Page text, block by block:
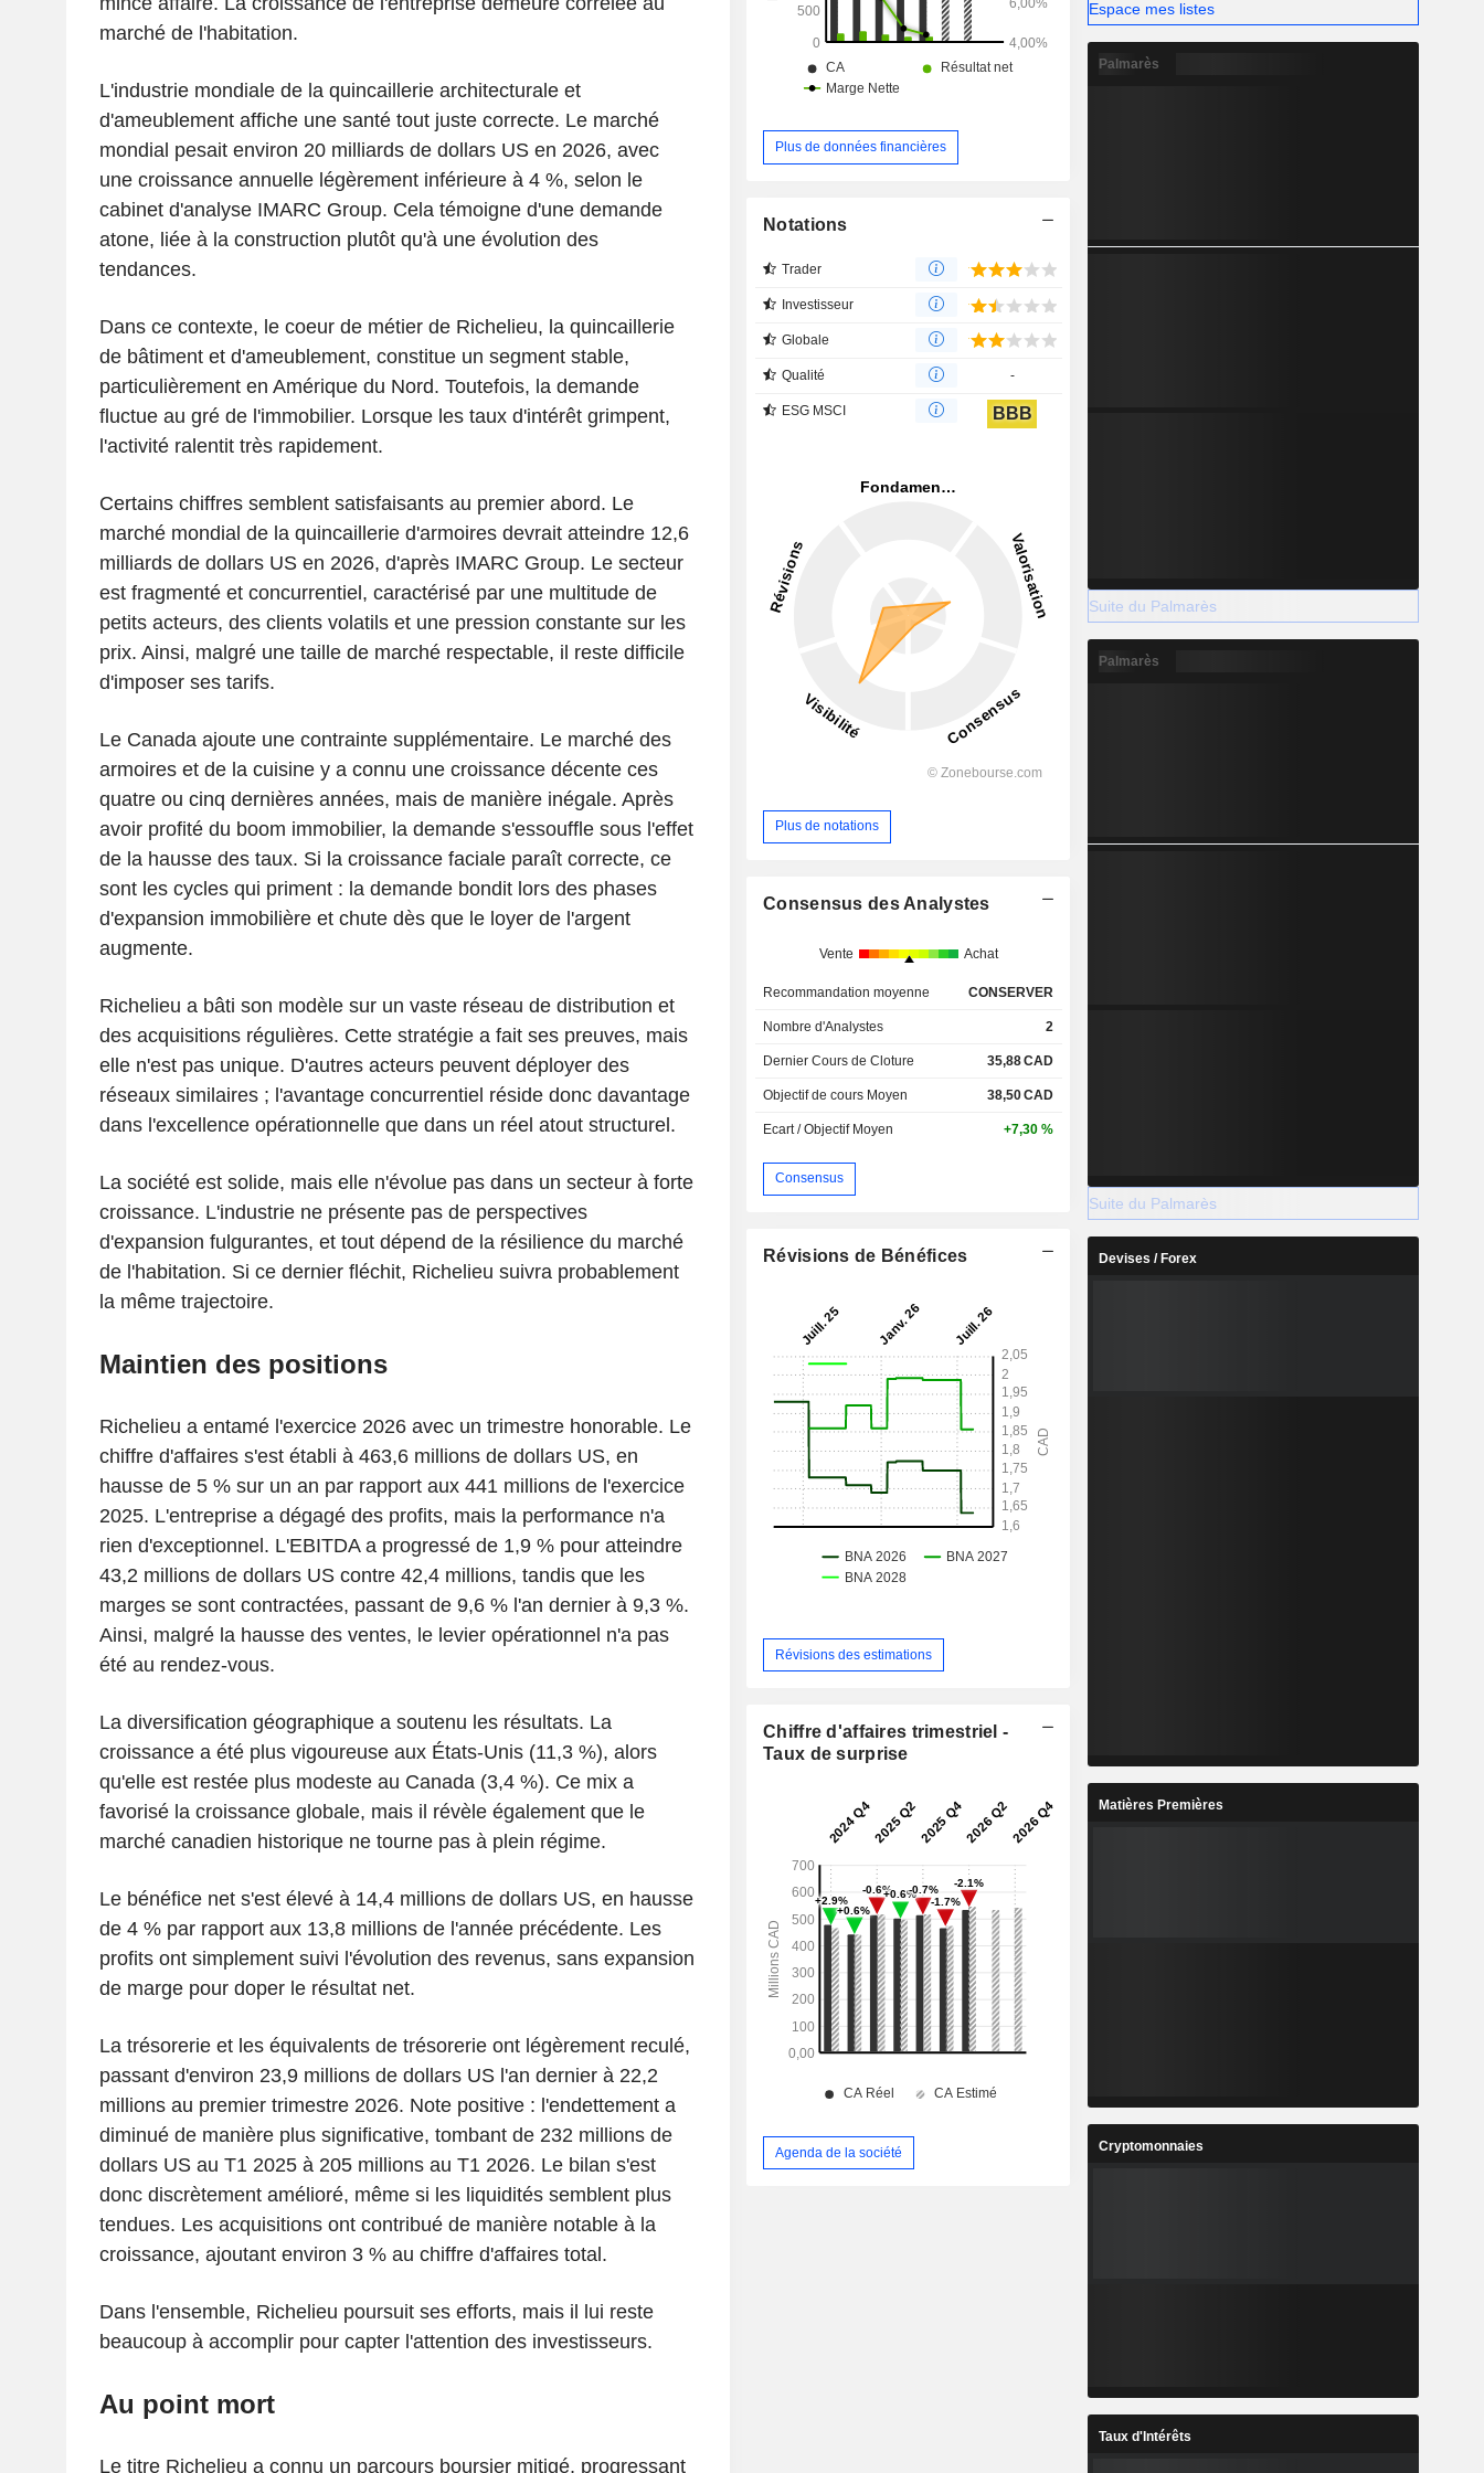
marché de l'habitation.
L'industrie mondiale de la quincaillerie architecturale et
d'ameublement affiche une santé tout juste correcte. Le marché
mondial pesait environ 20 milliards de dollars US en 2026, avec
une croissance annuelle légèrement inférieure à 4 %, selon le
cabinet d'analyse IMARC Group. Cela témoigne d'une demande
atone, liée à la construction plutôt qu'à une évolution des
tendances.
Dans ce contexte, le coeur de métier de Richelieu, la quincaillerie
de bâtiment et d'ameublement, constitue un segment stable,
particulièrement en Amérique du Nord. Toutefois, la demande
fluctue au gré de l'immobilier. Lorsque les taux d'intérêt grimpent,
l'activité ralentit très rapidement.
Certains chiffres semblent satisfaisants au premier abord. Le
marché mondial de la quincaillerie d'armoires devrait atteindre 12,6
milliards de dollars US en 2026, d'après IMARC Group. Le secteur
est fragmenté et concurrentiel, caractérisé par une multitude de
petits acteurs, des clients volatils et une pression constante sur les
prix. Ainsi, malgré une taille de marché respectable, il reste difficile
d'imposer ses tarifs.
Le Canada ajoute une contrainte supplémentaire. Le marché des
armoires et de la cuisine y a connu une croissance décente ces
quatre ou cinq dernières années, mais de manière inégale. Après
avoir profité du boom immobilier, la demande s'essouffle sous l'effet
de la hausse des taux. Si la croissance faciale paraît correcte, ce
sont les cycles qui priment : la demande bondit lors des phases
d'expansion immobilière et chute dès que le loyer de l'argent
augmente.
Richelieu a bâti son modèle sur un vaste réseau de distribution et
des acquisitions régulières. Cette stratégie a fait ses preuves, mais
elle n'est pas unique. D'autres acteurs peuvent déployer des
réseaux similaires ; l'avantage concurrentiel réside donc davantage
dans l'excellence opérationnelle que dans un réel atout structurel.
La société est solide, mais elle n'évolue pas dans un secteur à forte
croissance. L'industrie ne présente pas de perspectives
d'expansion fulgurantes, et tout dépend de la résilience du marché
de l'habitation. Si ce dernier fléchit, Richelieu suivra probablement
la même trajectoire.
Maintien des positions
Richelieu a entamé l'exercice 2026 avec un trimestre honorable. Le
chiffre d'affaires s'est établi à 463,6 millions de dollars US, en
hausse de 5 % sur un an par rapport aux 441 millions de l'exercice
2025. L'entreprise a dégagé des profits, mais la performance n'a
rien d'exceptionnel. L'EBITDA a progressé de 1,9 % pour atteindre
43,2 millions de dollars US contre 42,4 millions, tandis que les
marges se sont contractées, passant de 9,6 % l'an dernier à 9,3 %.
Ainsi, malgré la hausse des ventes, le levier opérationnel n'a pas
été au rendez-vous.
La diversification géographique a soutenu les résultats. La
croissance a été plus vigoureuse aux États-Unis (11,3 %), alors
qu'elle est restée plus modeste au Canada (3,4 %). Ce mix a
favorisé la croissance globale, mais il révèle également que le
marché canadien historique ne tourne pas à plein régime.
Le bénéfice net s'est élevé à 14,4 millions de dollars US, en hausse
de 4 % par rapport aux 13,8 millions de l'année précédente. Les
profits ont simplement suivi l'évolution des revenus, sans expansion
de marge pour doper le résultat net.
La trésorerie et les équivalents de trésorerie ont légèrement reculé,
passant d'environ 23,9 millions de dollars US l'an dernier à 22,2
millions au premier trimestre 2026. Note positive : l'endettement a
diminué de manière plus significative, tombant de 232 millions de
dollars US au T1 2025 à 205 millions au T1 2026. Le bilan s'est
donc discrètement amélioré, même si les liquidités semblent plus
tendues. Les acquisitions ont contribué de manière notable à la
croissance, ajoutant environ 3 % au chiffre d'affaires total.
Dans l'ensemble, Richelieu poursuit ses efforts, mais il lui reste
beaucoup à accomplir pour capter l'attention des investisseurs.
Au point mort
Le titre Richelieu a connu un parcours boursier mitigé, progressant
notamment grâce à un centre de numérisation
tridimensionnelle (3D).
Plus de données financières
Notations
Trader
Investisseur
Globale
Qualité -
ESG MSCI BBB
Plus de notations
Consensus des Analystes
Vente Achat
Recommandation moyenne CONSERVER
Nombre d'Analystes 2
Dernier Cours de Cloture 35,88CAD
Objectif de cours Moyen 38,50CAD
Ecart / Objectif Moyen +7,30 %
Consensus
Révisions de Bénéfices
Révisions des estimations
Chiffre d'affaires trimestriel -
Taux de surprise
Agenda de la société
Espace mes listes
Palmarès
Suite du Palmarès
Palmarès
Suite du Palmarès
Devises / Forex
Matières Premières
Cryptomonnaies
Taux d'Intérêts